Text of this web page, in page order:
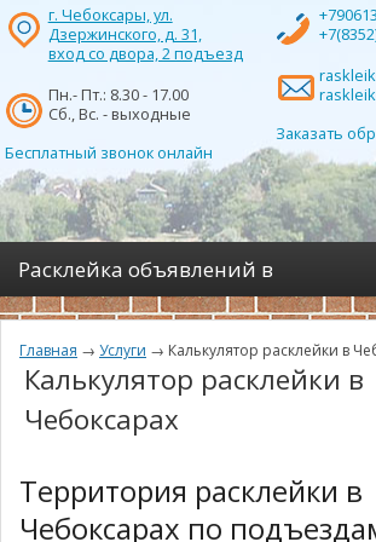
г. Чебоксары, ул.
Дзержинского, д. 31,
вход со двора, 2 подъезд
Пн.- Пт.: 8.30 - 17.00
Сб., Вс. - выходные
Бесплатный звонок онлайн
Заказать
Расклейка объявлений в
Чебоксарах- Центр Расклейки
О компании
Услуги
Отчётность
Наши клиенты
Главная → Услуги → Калькулятор расклейки в
Калькулятор расклейки в
Чебоксарах
Территория расклейки в
Чебоксарах по